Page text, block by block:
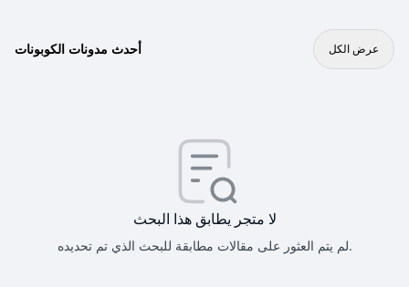
أحدث مدونات الكوبونات عرض الكل
لا متجر يطابق هذا البحث
لم يتم العثور على مقالات مطابقة للبحث الذي تم تحديده.